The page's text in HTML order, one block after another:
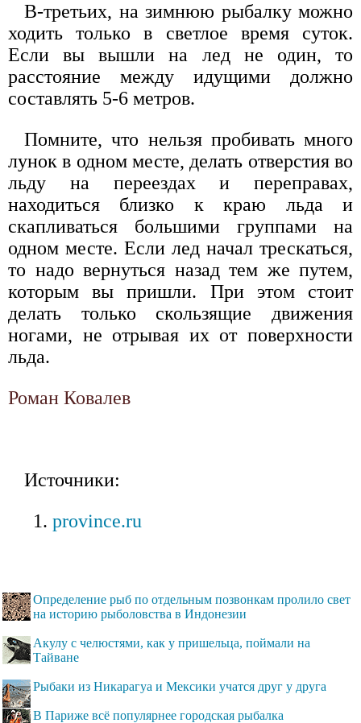
В-третьих, на зимнюю рыбалку можно
ходить только в светлое время суток.
Если вы вышли на лед не один, то
расстояние между идущими должно
составлять 5-6 метров.
Помните, что нельзя пробивать много
лунок в одном месте, делать отверстия во
льду на переездах и переправах,
находиться близко к краю льда и
скапливаться большими группами на
одном месте. Если лед начал трескаться,
то надо вернуться назад тем же путем,
которым вы пришли. При этом стоит
делать только скользящие движения
ногами, не отрывая их от поверхности
льда.
Роман Ковалев
Источники:
province.ru
Определение рыб по отдельным позвонкам пролило свет
на историю рыболовства в Индонезии
Акулу с челюстями, как у пришельца, поймали на
Тайване
Рыбаки из Никарагуа и Мексики учатся друг у друга
В Париже всё популярнее городская рыбалка